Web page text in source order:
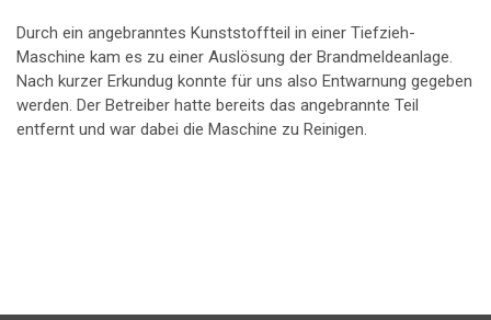
Durch ein angebranntes Kunststoffteil in einer Tiefzieh-
Maschine kam es zu einer Auslösung der Brandmeldeanlage.
Nach kurzer Erkundug konnte für uns also Entwarnung gegeben
werden. Der Betreiber hatte bereits das angebrannte Teil
entfernt und war dabei die Maschine zu Reinigen.